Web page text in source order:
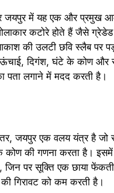
जयपुर में यह एक और प्रमुख
कटोरे होते हैं जैसे ग्रेडेड
की उलटी छवि स्लैब पर
दिगंश, घंटे के कोण और
पता लगाने में मदद करती है।
जयपुर एक वलय यंत्र है जो
कोण की गणना करता है। इसमें
जिन पर सूक्ति एक छाया
की गिरावट को कम करती है।